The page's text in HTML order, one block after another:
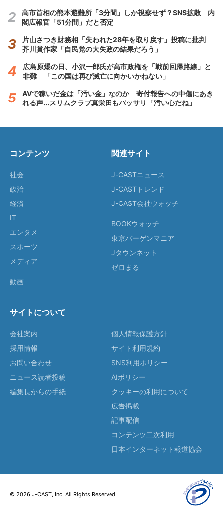
高市首相の熊本避難所「3分間」しか視察せず？SNS拡散 内
閣広報官「51分間」だと否定
片山さつき財務相「失われた28年を取り戻す」投稿に批判
芥川賞作家「自民党の大失政の結果だろう」
広島原爆の日、小沢一郎氏が高市政権を「戦前回帰路線」と
非難 「この国は再び滅亡に向かいかねない」
AVで稼いだ金は「汚い金」なのか 寄付報告への中傷にあき
れる声...スリムクラブ真栄田もバッサリ「汚い心だね」
コンテンツ
社会
政治
経済
IT
エンタメ
スポーツ
メディア
動画
関連サイト
J-CASTニュース
J-CASTトレンド
J-CAST会社ウォッチ
BOOKウォッチ
東京バーゲンマニア
Jタウンネット
ゼロまる
サイトについて
会社案内
採用情報
お問い合わせ
ニュース読者投稿
編集長からの手紙
個人情報保護方針
サイト利用規約
SNS利用ポリシー
AIポリシー
クッキーの利用について
広告掲載
記事配信
コンテンツ二次利用
日本インターネット報道協会
© 2026 J-CAST, Inc. All Rights Reserved.